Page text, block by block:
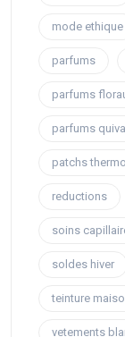
mode ethique
parfums
parfums
parfums
patchs
reductions
soins
soldes hiver
teinture
vetements